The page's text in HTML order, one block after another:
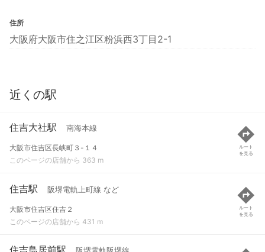
住所
大阪府大阪市住之江区粉浜西3丁目2-1
近くの駅
住吉大社駅 南海本線
大阪市住吉区長峡町３-１４
このページの店舗から 363 m
ルート
を見る
住吉駅 阪堺電軌上町線 など
大阪市住吉区住吉２
このページの店舗から 431 m
ルート
を見る
住吉鳥居前駅